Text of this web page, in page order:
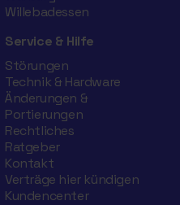
Willebadessen
Service & Hilfe
Störungen
Technik & Hardware
Änderungen &
Portierungen
Rechtliches
Ratgeber
Kontakt
Verträge hier kündigen
Kundencenter